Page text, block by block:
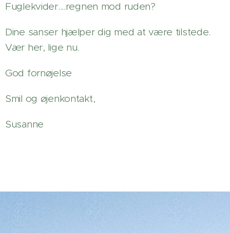
Fuglekvider....regnen mod ruden?
Dine sanser hjælper dig med at være tilstede.
Vær her, lige nu.
God fornøjelse
Smil og øjenkontakt,
Susanne